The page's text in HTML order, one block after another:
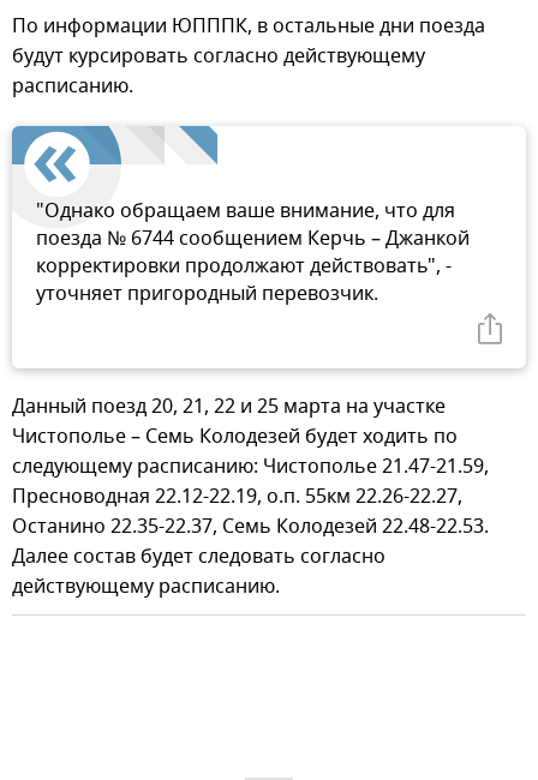
По информации ЮПППК, в остальные дни поезда
будут курсировать согласно действующему
расписанию.
"Однако обращаем ваше внимание, что для
поезда № 6744 сообщением Керчь – Джанкой
корректировки продолжают действовать", -
уточняет пригородный перевозчик.
Данный поезд 20, 21, 22 и 25 марта на участке
Чистополье – Семь Колодезей будет ходить по
следующему расписанию: Чистополье 21.47-21.59,
Пресноводная 22.12-22.19, о.п. 55км 22.26-22.27,
Останино 22.35-22.37, Семь Колодезей 22.48-22.53.
Далее состав будет следовать согласно
действующему расписанию.